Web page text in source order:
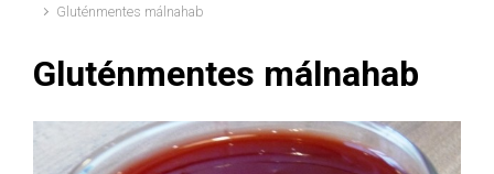
Gluténmentes málnahab
Gluténmentes málnahab